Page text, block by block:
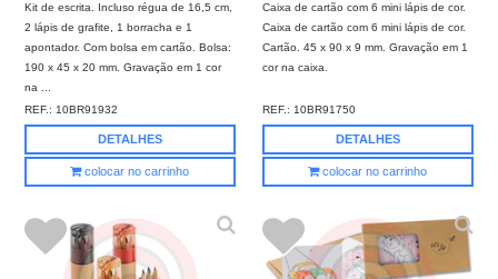
Kit de escrita. Incluso régua de 16,5 cm,
2 lápis de grafite, 1 borracha e 1
apontador. Com bolsa em cartão. Bolsa:
190 x 45 x 20 mm. Gravação em 1 cor
na ...
REF.:10BR91932
DETALHES
colocar no carrinho
Caixa de cartão com 6 mini lápis de cor.
Caixa de cartão com 6 mini lápis de cor.
Cartão. 45 x 90 x 9 mm. Gravação em 1
cor na caixa.
REF.:10BR91750
DETALHES
colocar no carrinho